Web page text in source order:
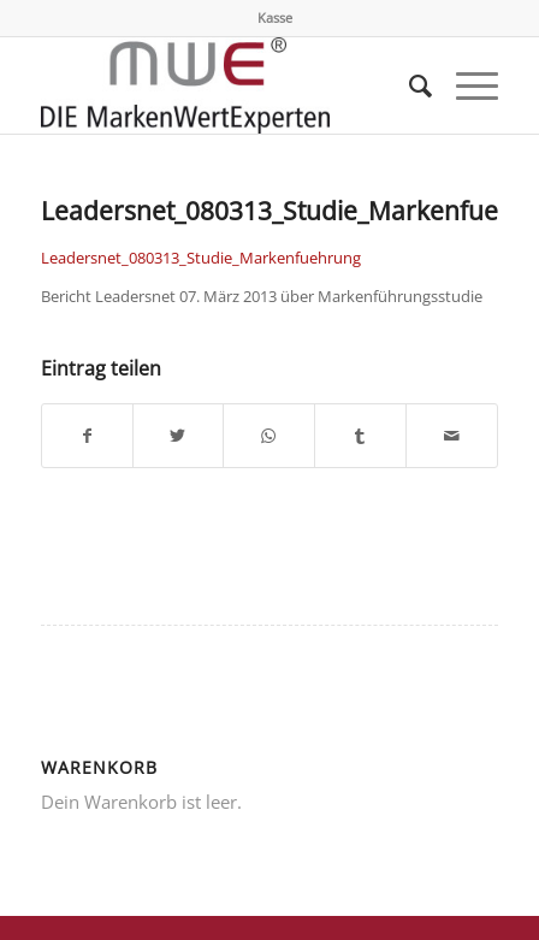
Kasse
Leadersnet_080313_Studie_Markenfuehrung
Bericht Leadersnet 07. März 2013 über Markenführungsstudie
Eintrag teilen
WARENKORB
Dein Warenkorb ist leer.